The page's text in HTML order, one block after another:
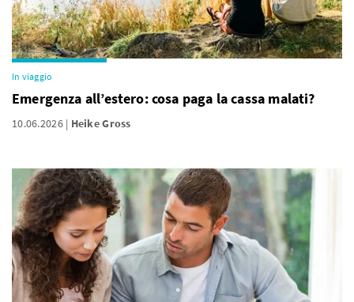
In viaggio
Emergenza all’estero: cosa paga la cassa malati?
10.06.2026 Heike Gross